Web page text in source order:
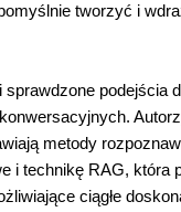
tworzyć i
podejścia
metody
i technikę RAG,
ciągłe